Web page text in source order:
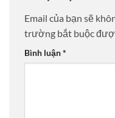
Email của bạn sẽ
trường bắt buộc
Bình luận*